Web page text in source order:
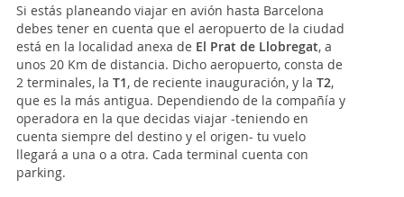
Si estás planeando viajar en avión hasta Barcelona
debes tener en cuenta que el aeropuerto de la ciudad
está en la localidad anexa de El Prat de Llobregat, a
unos 20 Km de distancia. Dicho aeropuerto, consta de
2 terminales, la T1, de reciente inauguración, y la T2,
que es la más antigua. Dependiendo de la compañía y
operadora en la que decidas viajar -teniendo en
cuenta siempre del destino y el origen- tu vuelo
llegará a una o a otra. Cada terminal cuenta con
parking.